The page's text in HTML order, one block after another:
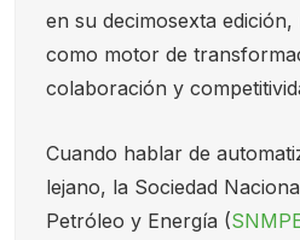
en su decimosexta
como motor de
colaboración y
Cuando hablar de
lejano, la Sociedad
Petróleo y Energía (